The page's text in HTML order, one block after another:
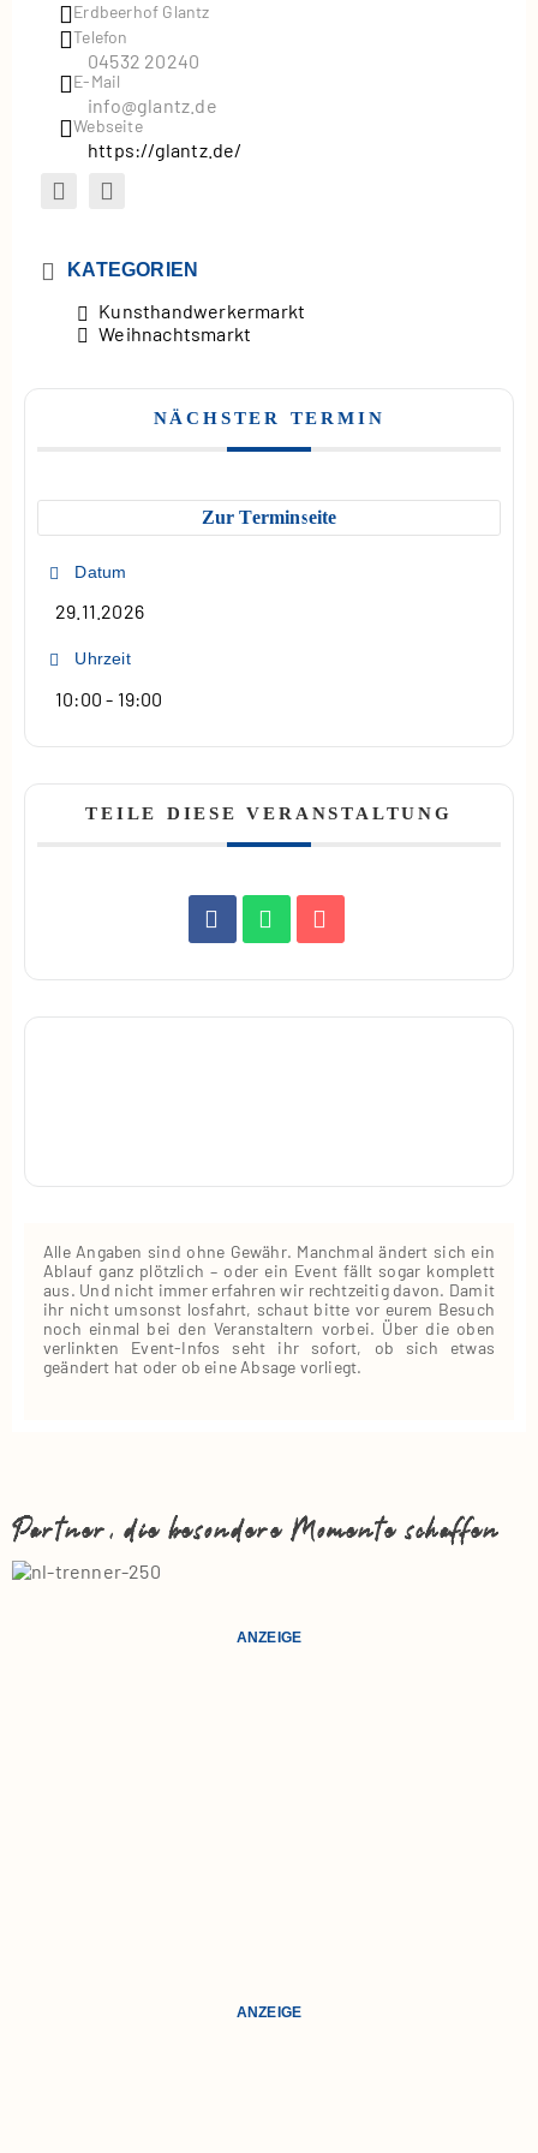
Erdbeerhof Glantz
Telefon
04532 20240
E-Mail
info@glantz.de
Webseite
https://glantz.de/
KATEGORIEN
Kunsthandwerkermarkt
Weihnachtsmarkt
NÄCHSTER TERMIN
Zur Terminseite
Datum
29.11.2026
Uhrzeit
10:00 - 19:00
TEILE DIESE VERANSTALTUNG
Alle Angaben sind ohne Gewähr. Manchmal ändert sich ein
Ablauf ganz plötzlich – oder ein Event fällt sogar komplett
aus. Und nicht immer erfahren wir rechtzeitig davon. Damit
ihr nicht umsonst losfahrt, schaut bitte vor eurem Besuch
noch einmal bei den Veranstaltern vorbei. Über die oben
verlinkten Event‑Infos seht ihr sofort, ob sich etwas
geändert hat oder ob eine Absage vorliegt.
Partner, die besondere Momente schaffen
ANZEIGE
ANZEIGE